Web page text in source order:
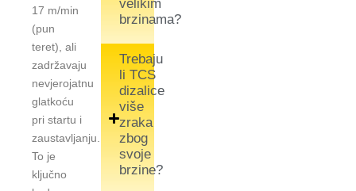
17 m/min
(pun
teret), ali
zadržavaju
nevjerojatnu
glatkoću
pri startu i
zaustavljanju.
To je
ključno
velikim
brzinama?
Trebaju
li TCS
dizalice
više
zraka
zbog
svoje
brzine?